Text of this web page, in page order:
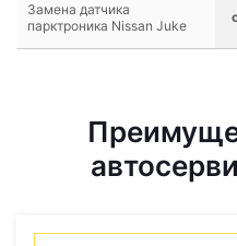
Замена датчика
парктроника Nissan Juke